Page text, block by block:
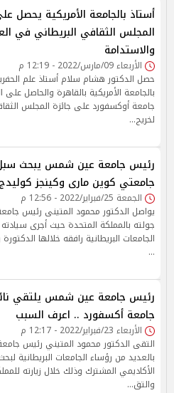
أستاذ بالجامعة الأمريكية يحصل
المجلس الثقافي البريطاني في
والاستدامة
الأربعاء 09/مارس/2022 - 12:19 م
حصل الدكتور هشام سلام أستاذ علم
بالجامعة الأمريكية بالقاهرة والحاصل على
جامعة أوكسفورد على جائزة المجلس
لخريج…
رئيس جامعة عين شمس يبحث سبل
جامعتي كوين مارى وكينجز
الجمعة 25/فبراير/2022 - 12:56 م
يواصل الدكتور محمود المتينى رئيس
جولته بالمملكة المتحدة حيث أجرى
الجامعات البريطانية رافقه خلالها
…
رئيس جامعة عين شمس يلتقي
جامعة أكسفورد .. اعرف السبب
الأربعاء 23/فبراير/2022 - 12:17 م
التقى الدكتور محمود المتيني رئيس
بالعديد من رؤساء الجامعات البريطانية
الأكاديمي المشترك وذلك خلال زيارته
والتق…